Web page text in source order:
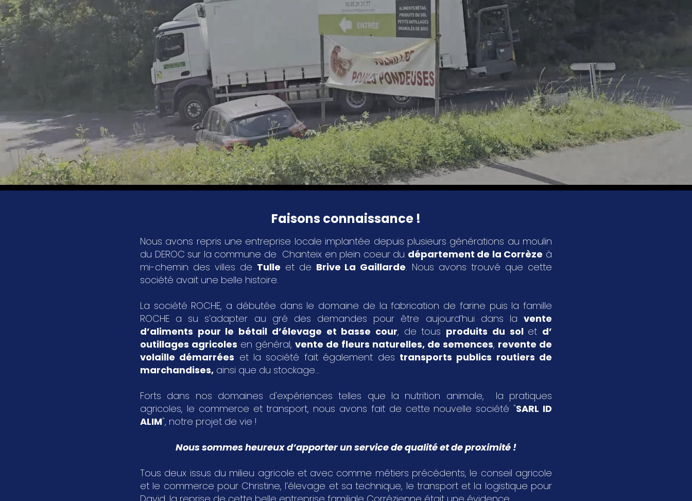
Faisons connaissance !
Nous avons repris une entreprise locale implantée depuis plusieurs générations au moulin
du DEROC sur la commune de Chanteix en plein coeur du département de la Corrèze à
mi-chemin des villes de Tulle et de Brive La Gaillarde. Nous avons trouvé que cette
société avait une belle histoire.
La société ROCHE, a débutée dans le domaine de la fabrication de farine puis la famille
ROCHE a su s’adapter au gré des demandes pour être aujourd’hui dans la vente
d’aliments pour le bétail d’élevage et basse cour, de tous produits du sol et d’
outillages agricoles en général, vente de fleurs naturelles, de semences, revente de
volaille démarrées et la société fait également des transports publics routiers de
marchandises, ainsi que du stockage...
Forts dans nos domaines d'expériences telles que la nutrition animale, la pratiques
agricoles, le commerce et transport, nous avons fait de cette nouvelle société "SARL ID
ALIM", notre projet de vie !
Nous sommes heureux d’apporter un service de qualité et de proximité !
Tous deux issus du milieu agricole et avec comme métiers précédents, le conseil agricole
et le commerce pour Christine, l’élevage et sa technique, le transport et la logistique pour